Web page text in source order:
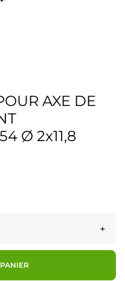
AXE DE
Ø 2x11,8
+